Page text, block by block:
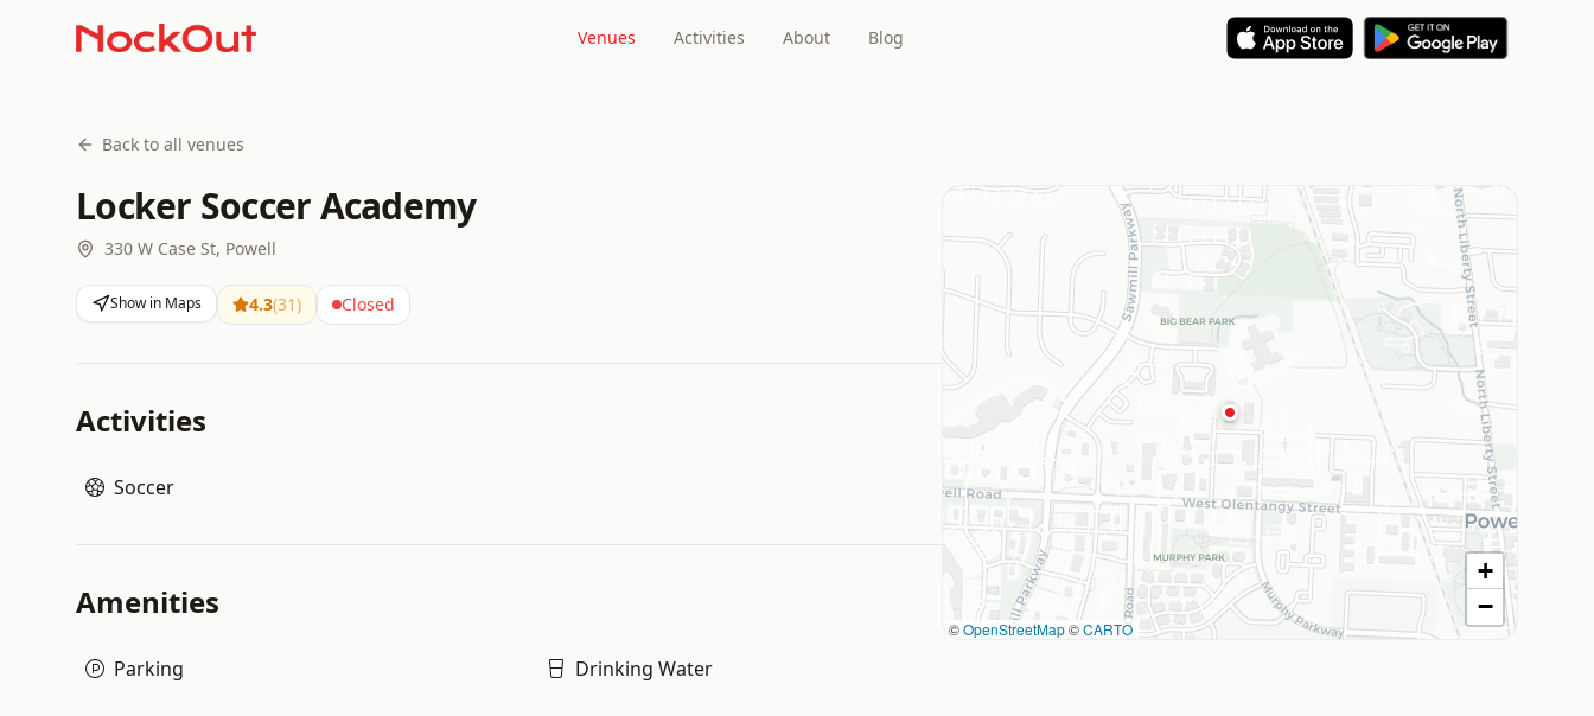
Venues Activities About Blog
Back to all venues
Locker Soccer Academy
330 W Case St, Powell
Show in Maps 4.3(31) Closed
Activities
Soccer
Amenities
Parking Drinking Water
©OpenStreetMap©CARTO
+
−